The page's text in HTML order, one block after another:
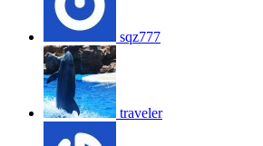
sqz777
traveler